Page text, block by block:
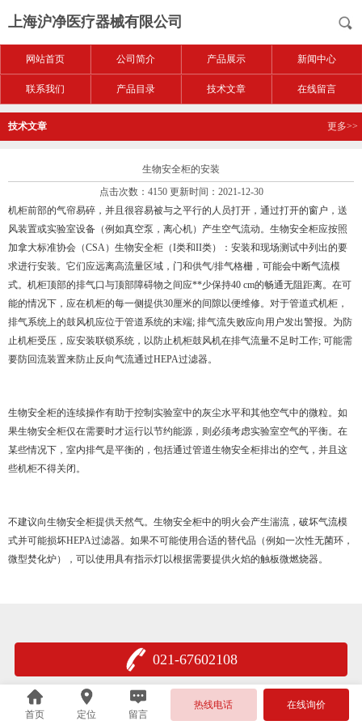
上海沪净医疗器械有限公司
网站首页 公司简介 产品展示 新闻中心
联系我们 产品目录 技术文章 在线留言
技术文章 更多>>
生物安全柜的安装
点击次数：4150 更新时间：2021-12-30
机柜前部的气帘易碎，并且很容易被与之平行的人员打开，通过打开的窗户，送
风装置或实验室设备（例如真空泵，离心机）产生空气流动。生物安全柜应按照
加拿大标准协会（CSA）生物安全柜（I类和II类）：安装和现场测试中列出的要
求进行安装。它们应远离高流量区域，门和供气/排气格栅，可能会中断气流模
式。机柜顶部的排气口与顶部障碍物之间应**少保持40 cm的畅通无阻距离。在可
能的情况下，应在机柜的每一侧提供30厘米的间隙以便维修。对于管道式机柜，
排气系统上的鼓风机应位于管道系统的末端; 排气流失败应向用户发出警报。为防
止机柜受压，应安装联锁系统，以防止机柜鼓风机在排气流量不足时工作; 可能需
要防回流装置来防止反向气流通过HEPA过滤器。
生物安全柜的连续操作有助于控制实验室中的灰尘水平和其他空气中的微粒。如
果生物安全柜仅在需要时才运行以节约能源，则必须考虑实验室空气的平衡。在
某些情况下，室内排气是平衡的，包括通过管道生物安全柜排出的空气，并且这
些机柜不得关闭。
不建议向生物安全柜提供天然气。生物安全柜中的明火会产生湍流，破坏气流模
式并可能损坏HEPA过滤器。如果不可能使用合适的替代品（例如一次性无菌环，
微型焚化炉），可以使用具有指示灯以根据需要提供火焰的触板微燃烧器。
021-67602108
首页 定位 留言
热线电话 在线询价